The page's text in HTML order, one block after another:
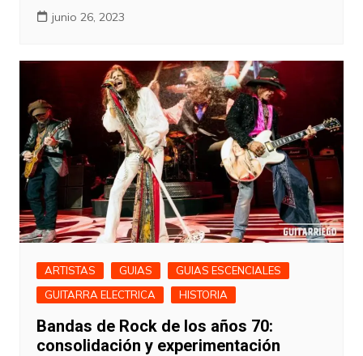
junio 26, 2023
ARTISTAS GUIAS
GUIAS ESCENCIALES
GUITARRA ELECTRICA
HISTORIA
Bandas de Rock de los años 70:
consolidación y experimentación